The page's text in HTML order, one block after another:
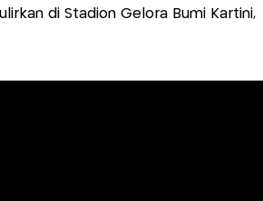
di Stadion Gelora Bumi Kartini,